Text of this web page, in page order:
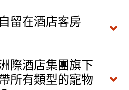
留在酒店客房
際酒店集團旗下
所有類型的寵物